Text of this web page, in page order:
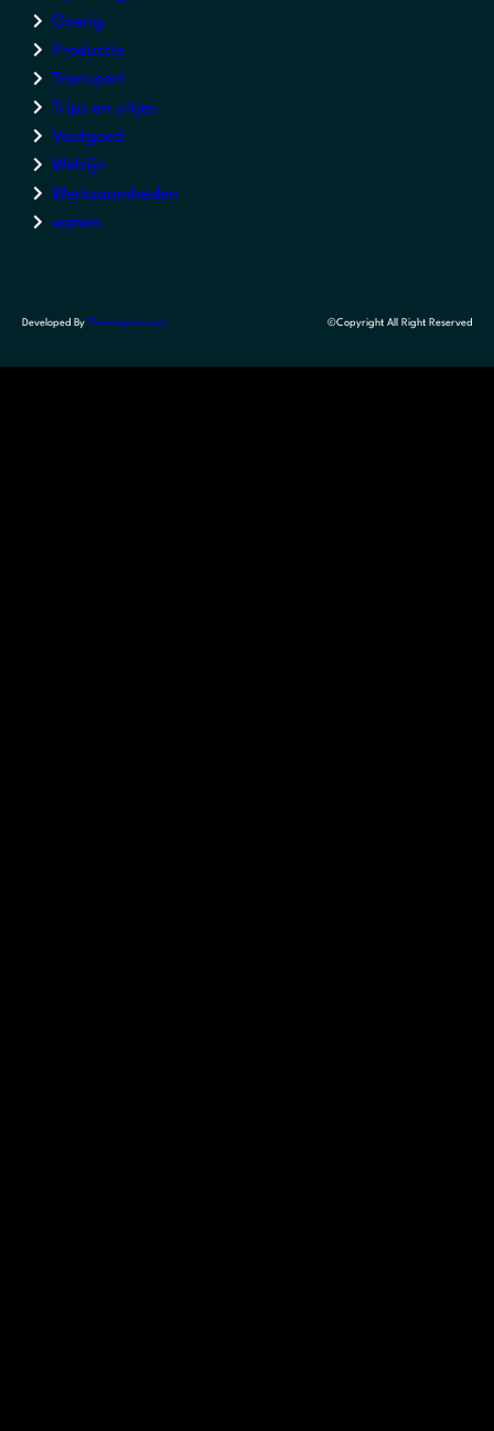
Overig
Productie
Transport
Trips en uitjes
Vastgoed
Welzijn
Werkzaamheden
wonen
Developed By Themegrove.com ©Copyright All Right Reserved